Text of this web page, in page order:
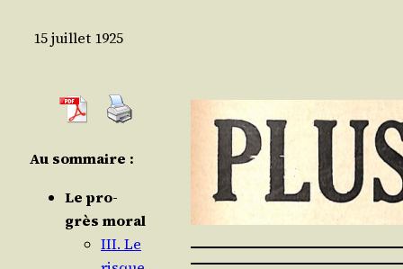
15 juillet 1925
Au som­maire :
Le pro­
grès moral
III. Le